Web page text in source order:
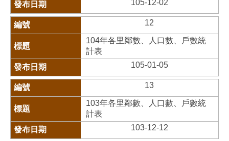
105-12-02
12
104年各里鄰數、人口數、戶數統
計表
105-01-05
13
103年各里鄰數、人口數、戶數統
計表
103-12-12